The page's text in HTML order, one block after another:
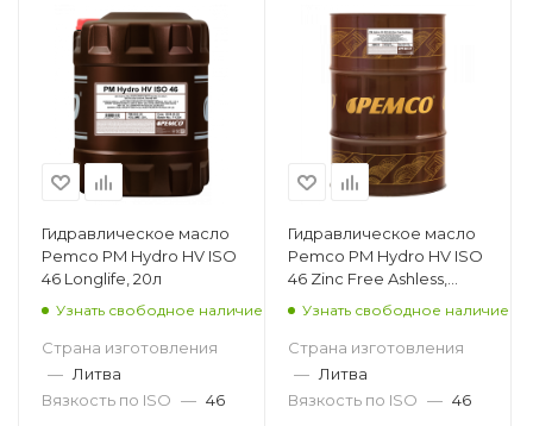
Гидравлическое масло
Pemco PM Hydro HV ISO
46 Longlife, 20л
Узнать свободное наличие
Страна изготовления
— Литва
Вязкость по ISO — 46
Гидравлическое масло
Pemco PM Hydro HV ISO
46 Zinc Free Ashless,
208л
Узнать свободное наличие
Страна изготовления
— Литва
Вязкость по ISO — 46